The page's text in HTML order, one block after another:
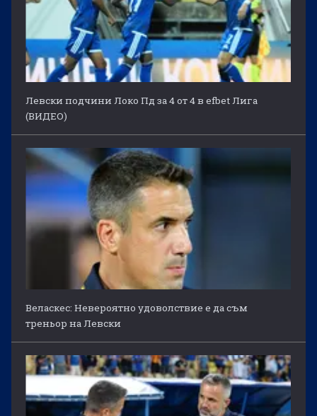
Левски подчини Локо Пд за 4 от 4 в efbet Лига
(ВИДЕО)
Веласкес: Невероятно удоволствие е да съм
треньор на Левски